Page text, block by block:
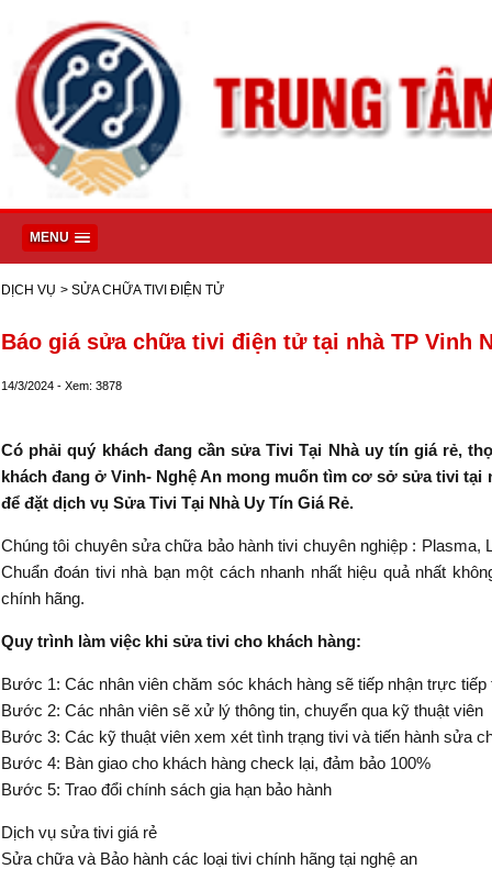
MENU
DỊCH VỤ > SỬA CHỮA TIVI ĐIỆN TỬ
Báo giá sửa chữa tivi điện tử tại nhà TP Vinh
14/3/2024 - Xem: 3878
Có phải quý khách đang cần sửa Tivi Tại Nhà uy tín giá rẻ,
khách đang ở Vinh- Nghệ An mong muốn tìm cơ sở sửa tivi
để đặt dịch vụ Sửa Tivi Tại Nhà Uy Tín Giá Rẻ.
Chúng tôi chuyên sửa chữa bảo hành tivi chuyên nghiệp :
Chuẩn đoán tivi nhà bạn một cách nhanh nhất hiệu quả nhất
chính hãng.
Quy trình làm việc khi sửa tivi cho khách hàng:
Bước 1: Các nhân viên chăm sóc khách hàng sẽ tiếp nhận trực
Bước 2: Các nhân viên sẽ xử lý thông tin, chuyển qua kỹ thuật viên
Bước 3: Các kỹ thuật viên xem xét tình trạng tivi và tiến hành sửa
Bước 4: Bàn giao cho khách hàng check lại, đảm bảo 100%
Bước 5: Trao đổi chính sách gia hạn bảo hành
Dịch vụ sửa tivi giá rẻ
Sửa chữa và Bảo hành các loại tivi chính hãng tại nghệ an